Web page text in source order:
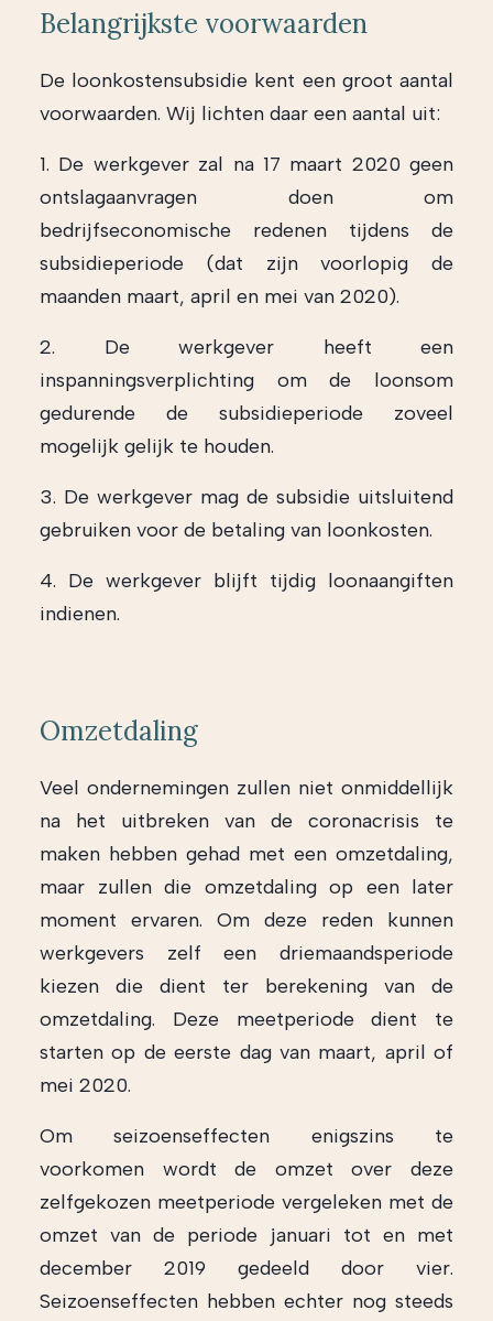
Belangrijkste voorwaarden
De loonkostensubsidie kent een groot aantal
voorwaarden. Wij lichten daar een aantal uit:
1. De werkgever zal na 17 maart 2020 geen
ontslagaanvragen doen om
bedrijfseconomische redenen tijdens de
subsidieperiode (dat zijn voorlopig de
maanden maart, april en mei van 2020).
2. De werkgever heeft een
inspanningsverplichting om de loonsom
gedurende de subsidieperiode zoveel
mogelijk gelijk te houden.
3. De werkgever mag de subsidie uitsluitend
gebruiken voor de betaling van loonkosten.
4. De werkgever blijft tijdig loonaangiften
indienen.
Omzetdaling
Veel ondernemingen zullen niet onmiddellijk
na het uitbreken van de coronacrisis te
maken hebben gehad met een omzetdaling,
maar zullen die omzetdaling op een later
moment ervaren. Om deze reden kunnen
werkgevers zelf een driemaandsperiode
kiezen die dient ter berekening van de
omzetdaling. Deze meetperiode dient te
starten op de eerste dag van maart, april of
mei 2020.
Om seizoenseffecten enigszins te
voorkomen wordt de omzet over deze
zelfgekozen meetperiode vergeleken met de
omzet van de periode januari tot en met
december 2019 gedeeld door vier.
Seizoenseffecten hebben echter nog steeds